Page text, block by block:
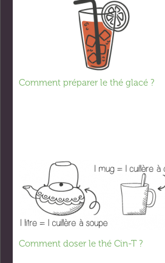
Comment préparer le thé glacé ?
Comment doser le thé Cin-T ?